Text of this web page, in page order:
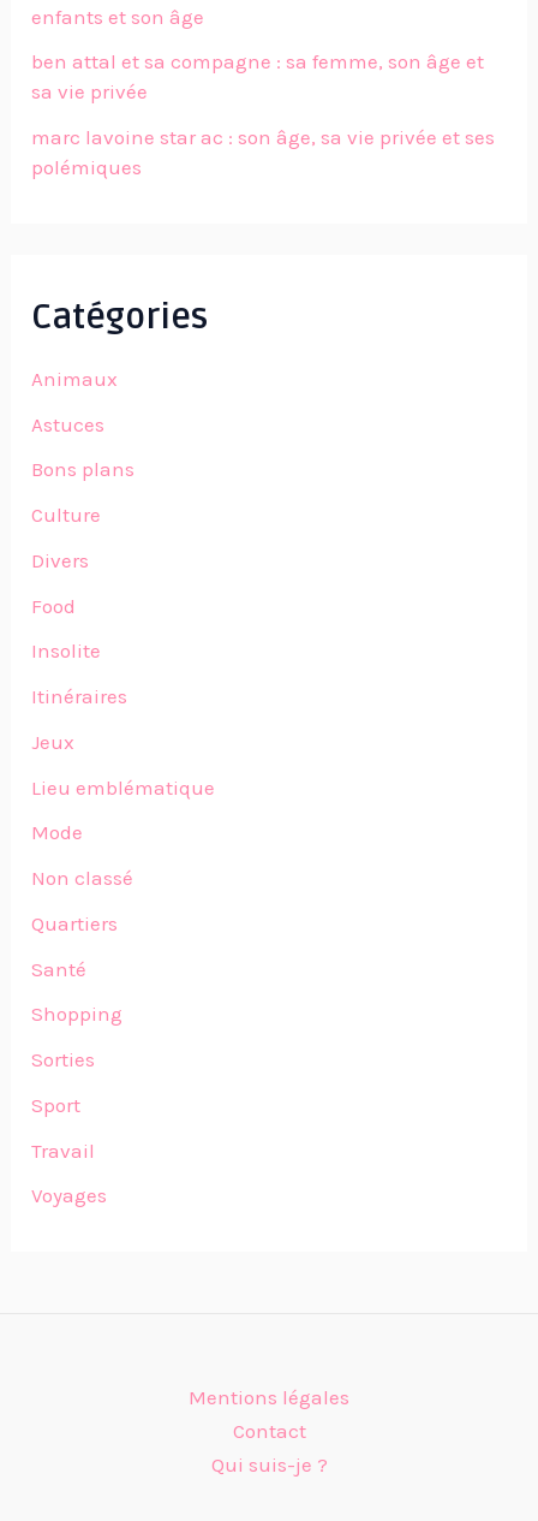
enfants et son âge
ben attal et sa compagne : sa femme, son âge et
sa vie privée
marc lavoine star ac : son âge, sa vie privée et ses
polémiques
Catégories
Animaux
Astuces
Bons plans
Culture
Divers
Food
Insolite
Itinéraires
Jeux
Lieu emblématique
Mode
Non classé
Quartiers
Santé
Shopping
Sorties
Sport
Travail
Voyages
Mentions légales
Contact
Qui suis-je ?